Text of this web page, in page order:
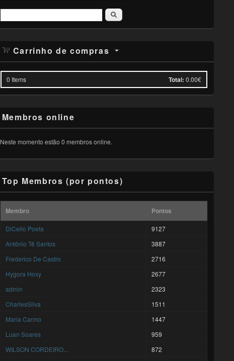
Pesquisar
Carrinho de compras
0 Items Total: 0.00€
Membros online
Neste momento estão 0 membros online.
Top Membros (por pontos)
Membro Pontos
DiCello Poeta
9127
António Tê Santos
3887
Frederico De Castro
2716
Hygora Hoxy
2677
admin
2323
CharlesSilva
1511
Maria Carmo
1447
Luan Soares
959
WILSON CORDEIRO...
872